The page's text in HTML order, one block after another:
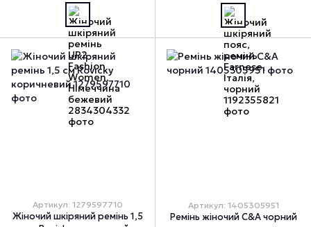
Артикул: 1279597710
Жіночий шкіряний ремінь 1,5
Артикул: 1405305951
Ремінь жіночий C&A чорний